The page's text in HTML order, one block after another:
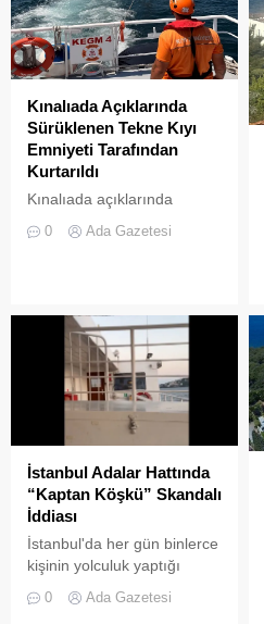
Kınalıada Açıklarında
Sürüklenen Tekne Kıyı
Emniyeti Tarafından
Kurtarıldı
Kınalıada açıklarında
denizde mahsur kalan bir
müdahalesiyle kurtarıldı.
0 Ada Gazetesi
İstanbul Adalar Hattında
“Kaptan Köşkü” Skandalı
İddiası
İstanbul'da her gün binlerce
kişinin yolculuk yaptığı
görüntüler "bu kadarına da
0 Ada Gazetesi